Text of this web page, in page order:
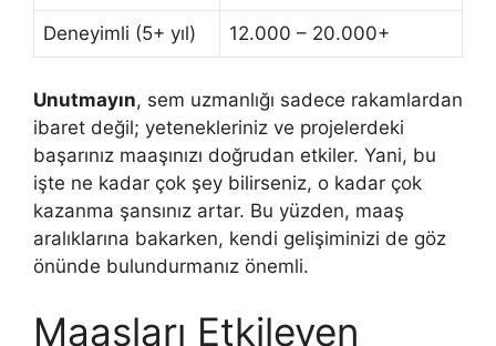
Deneyimli (5+ yıl) 12.000 – 20.000+
Unutmayın, sem uzmanlığı sadece rakamlardan
ibaret değil; yetenekleriniz ve projelerdeki
başarınız maaşınızı doğrudan etkiler. Yani, bu
işte ne kadar çok şey bilirseniz, o kadar çok
kazanma şansınız artar. Bu yüzden, maaş
aralıklarına bakarken, kendi gelişiminizi de göz
önünde bulundurmanız önemli.
Maaşları Etkileyen